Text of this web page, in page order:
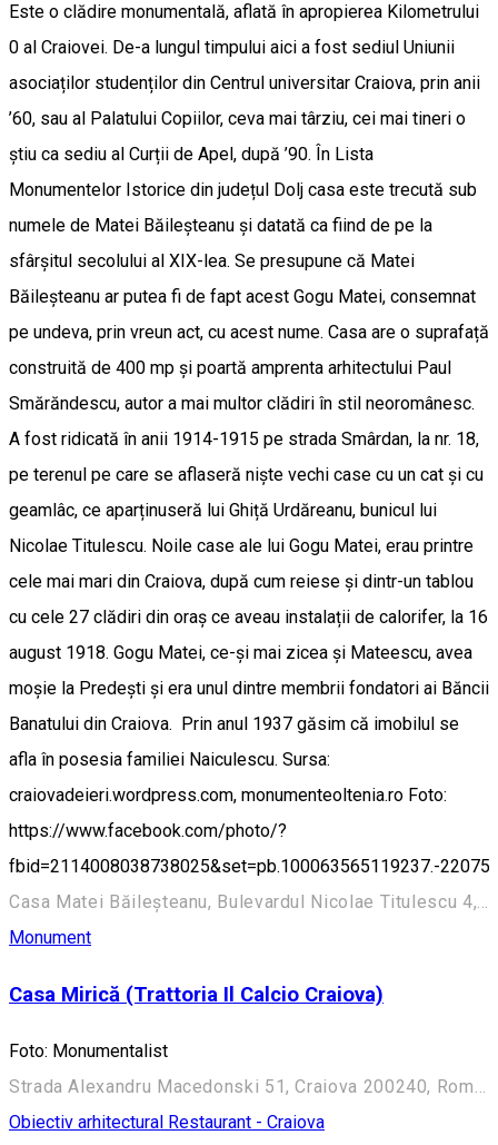
Este o clădire monumentală, aflată în apropierea Kilometrului
0 al Craiovei. De-a lungul timpului aici a fost sediul Uniunii
asociaților studenților din Centrul universitar Craiova, prin anii
’60, sau al Palatului Copiilor, ceva mai târziu, cei mai tineri o
știu ca sediu al Curții de Apel, după ’90. În Lista
Monumentelor Istorice din județul Dolj casa este trecută sub
numele de Matei Băileșteanu și datată ca fiind de pe la
sfârșitul secolului al XIX-lea. Se presupune că Matei
Băileșteanu ar putea fi de fapt acest Gogu Matei, consemnat
pe undeva, prin vreun act, cu acest nume. Casa are o suprafață
construită de 400 mp și poartă amprenta arhitectului Paul
Smărăndescu, autor a mai multor clădiri în stil neoromânesc.
A fost ridicată în anii 1914-1915 pe strada Smârdan, la nr. 18,
pe terenul pe care se aflaseră niște vechi case cu un cat și cu
geamlâc, ce aparținuseră lui Ghiță Urdăreanu, bunicul lui
Nicolae Titulescu. Noile case ale lui Gogu Matei, erau printre
cele mai mari din Craiova, după cum reiese și dintr-un tablou
cu cele 27 clădiri din oraș ce aveau instalații de calorifer, la 16
august 1918. Gogu Matei, ce-și mai zicea și Mateescu, avea
moșie la Predești și era unul dintre membrii fondatori ai Băncii
Banatului din Craiova. Prin anul 1937 găsim că imobilul se
afla în posesia familiei Naiculescu. Sursa:
craiovadeieri.wordpress.com, monumenteoltenia.ro Foto:
https://www.facebook.com/photo/?
fbid=2114008038738025&set=pb.100063565119237.-
Casa Matei Băileșteanu, Bulevardul Nicolae Titulescu 4, Craiova 200136, Romania
Monument
Casa Mirică (Trattoria Il Calcio Craiova)
Foto: Monumentalist
Obiectiv arhitectural Restaurant - Craiova